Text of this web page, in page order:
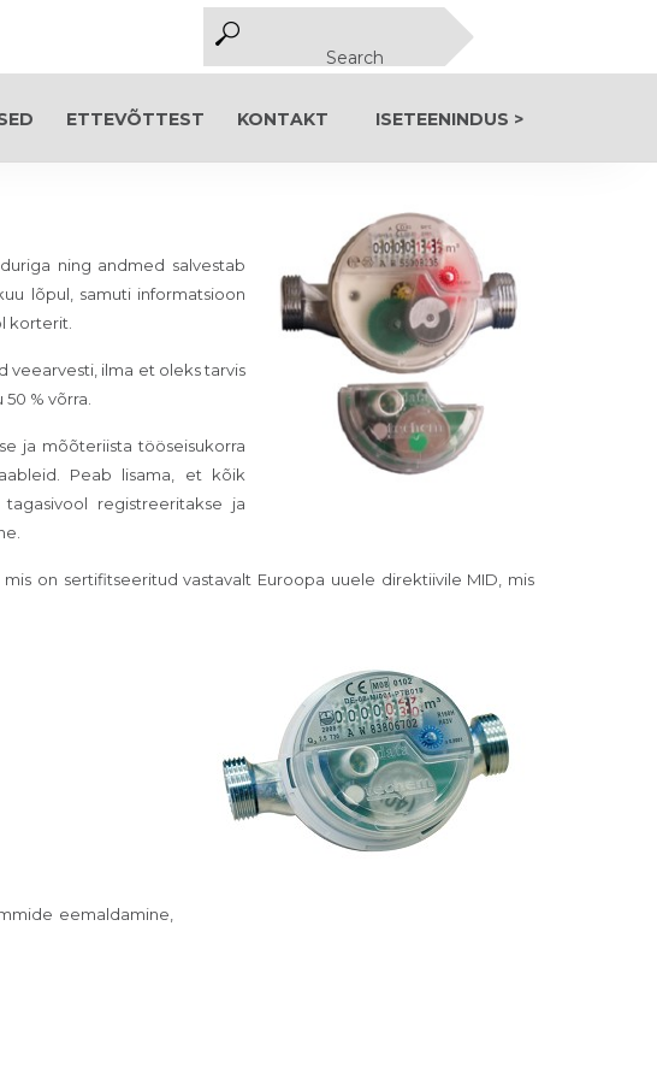
ETTEVÕTTEST KONTAKT ISETEENINDUS >
ning andmed salvestab
lõpul, samuti informatsioon
korterit.
veearvesti, ilma et oleks tarvis
% võrra.
ja mõõteriista tööseisukorra
Peab lisama, et kõik
registreeritakse ja
on sertifitseeritud vastavalt Euroopa uuele direktiivile MID, mis
eemaldamine,